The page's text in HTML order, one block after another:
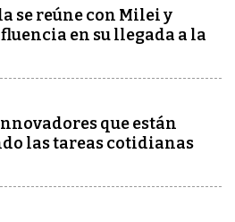
se reúne con Milei y
en su llegada a la
que están
las tareas cotidianas